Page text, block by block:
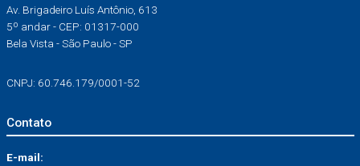
Av. Brigadeiro Luís Antônio, 613
5º andar - CEP: 01317-000
Bela Vista - São Paulo - SP
CNPJ: 60.746.179/0001-52
Contato
E-mail: